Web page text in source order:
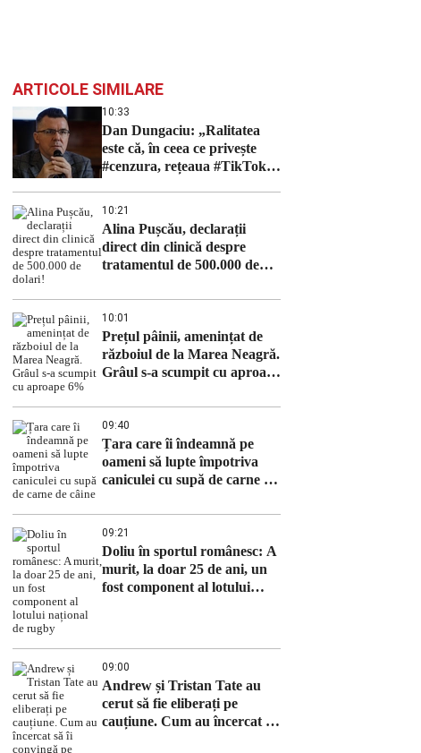
ARTICOLE SIMILARE
10:33
Dan Dungaciu: „Ralitatea
este că, în ceea ce privește
#cenzura, rețeaua #TikTok a
10:21
Alina Pușcău, declarații
direct din clinică despre
tratamentul de 500.000 de
10:01
Prețul pâinii, amenințat de
războiul de la Marea Neagră.
Grâul s-a scumpit cu aproape
09:40
Țara care îi îndeamnă pe
oameni să lupte împotriva
caniculei cu supă de carne de
09:21
Doliu în sportul românesc: A
murit, la doar 25 de ani, un
fost component al lotului
09:00
Andrew și Tristan Tate au
cerut să fie eliberați pe
cauțiune. Cum au încercat să